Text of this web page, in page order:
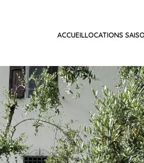
ACCUEILLOCATIONS